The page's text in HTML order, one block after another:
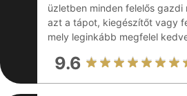
üzletben minden felelős gazdi
azt a tápot, kiegészítőt vagy
mely leginkább megfelel
9.6